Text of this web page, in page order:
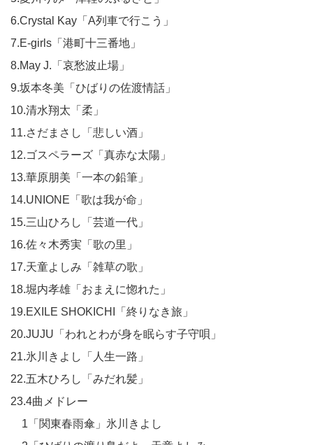
6.Crystal Kay「A列車で行こう」
7.E-girls「港町十三番地」
8.May J.「哀愁波止場」
9.坂本冬美「ひばりの佐渡情話」
10.清水翔太「柔」
11.さだまさし「悲しい酒」
12.ゴスペラーズ「真赤な太陽」
13.華原朋美「一本の鉛筆」
14.UNIONE「歌は我が命」
15.三山ひろし「芸道一代」
16.佐々木秀実「歌の里」
17.天童よしみ「雑草の歌」
18.堀内孝雄「おまえに惚れた」
19.EXILE SHOKICHI「終りなき旅」
20.JUJU「われとわが身を眠らす子守唄」
21.氷川きよし「人生一路」
22.五木ひろし「みだれ髪」
23.4曲メドレー
1「関東春雨傘」氷川きよし